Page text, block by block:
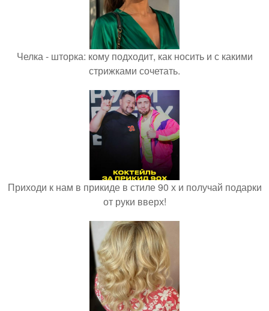
Челка - шторка: кому подходит, как носить и с какими
стрижками сочетать.
Приходи к нам в прикиде в стиле 90 х и получай подарки
от руки вверх!